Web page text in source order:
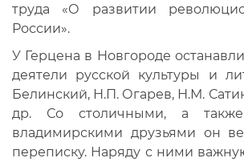
труда «О развитии
России».
У Герцена в Новгороде
деятели русской культуры и
Белинский, Н.П. Огарев, Н.М.
др. Со столичными, а
владимирскими друзьями он
переписку. Наряду с ними